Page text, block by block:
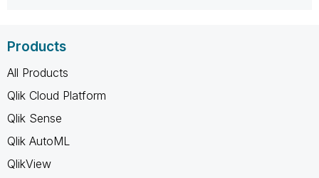
Products
All Products
Qlik Cloud Platform
Qlik Sense
Qlik AutoML
QlikView